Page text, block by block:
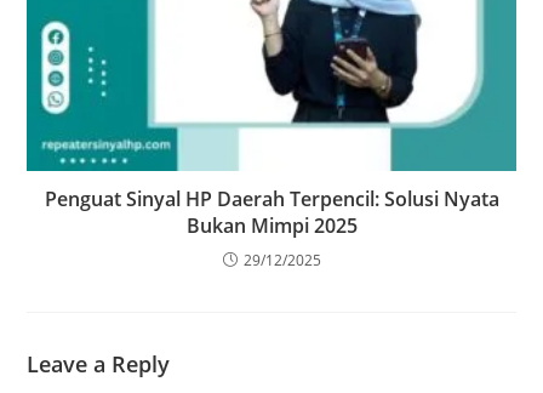
Penguat Sinyal HP Daerah Terpencil: Solusi Nyata
Bukan Mimpi 2025
29/12/2025
Leave a Reply